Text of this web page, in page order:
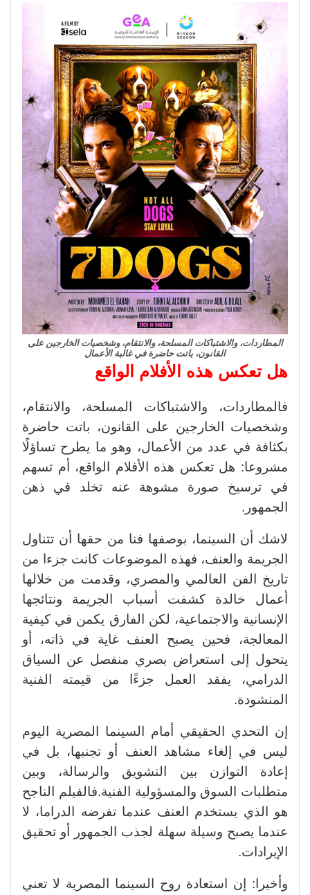
المطاردات، والاشتباكات المسلحة، والانتقام، وشخصيات الخارجين على
القانون، باتت حاضرة في غالبة الأعمال
هل تعكس هذه الأفلام الواقع
فالمطاردات، والاشتباكات المسلحة، والانتقام،
وشخصيات الخارجين على القانون، باتت حاضرة
بكثافة في عدد من الأعمال، وهو ما يطرح تساؤلًا
مشروعا: هل تعكس هذه الأفلام الواقع، أم تسهم
في ترسيخ صورة مشوهة عنه تخلد في ذهن
الجمهور.
لاشك أن السينما، بوصفها فنا من حقها أن تتناول
الجريمة والعنف، فهذه الموضوعات كانت جزءا من
تاريخ الفن العالمي والمصري، وقدمت من خلالها
أعمال خالدة كشفت أسباب الجريمة ونتائجها
الإنسانية والاجتماعية، لكن الفارق يكمن في كيفية
المعالجة، فحين يصبح العنف غاية في ذاته، أو
يتحول إلى استعراض بصري منفصل عن السياق
الدرامي، يفقد العمل جزءًا من قيمته الفنية
المنشودة.
إن التحدي الحقيقي أمام السينما المصرية اليوم
ليس في إلغاء مشاهد العنف أو تجنبها، بل في
إعادة التوازن بين التشويق والرسالة، وبين
متطلبات السوق والمسؤولية الفنية.فالفيلم الناجح
هو الذي يستخدم العنف عندما تفرضه الدراما، لا
عندما يصبح وسيلة سهلة لجذب الجمهور أو تحقيق
الإيرادات.
وأخيرا: إن استعادة روح السينما المصرية لا تعني